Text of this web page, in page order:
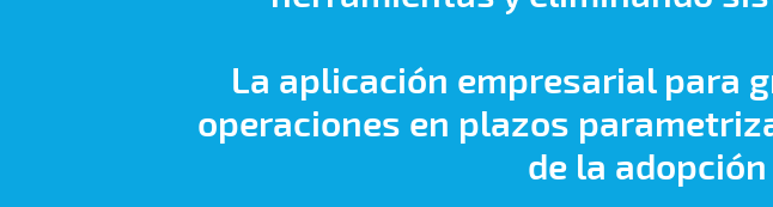
La aplicación empresarial para
operaciones en plazos
de la